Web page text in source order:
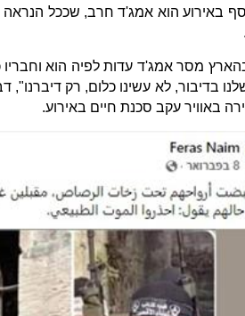
באירוע הוא אמג'ד חרב, שככל
מסר אמג'ד עדות לפיה הוא וחבריו
בדיבור, לא עשינו כלום, רק דיברנו",
באוויר עקב סכנת חיים באירוע.